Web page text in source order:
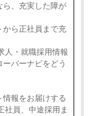
ら、充実した障が
から正社員まで充
人・就職採用情報
バーナビをどう
情報をお届けする
社員、中途採用ま